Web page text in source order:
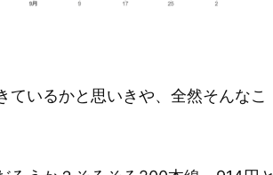
いるかと思いきや、全然そんなこ